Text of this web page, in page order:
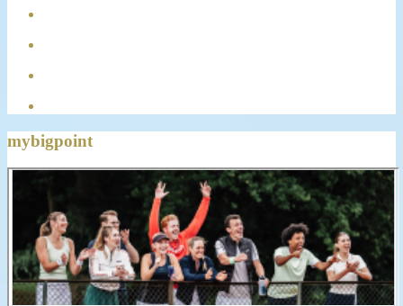
mybigpoint